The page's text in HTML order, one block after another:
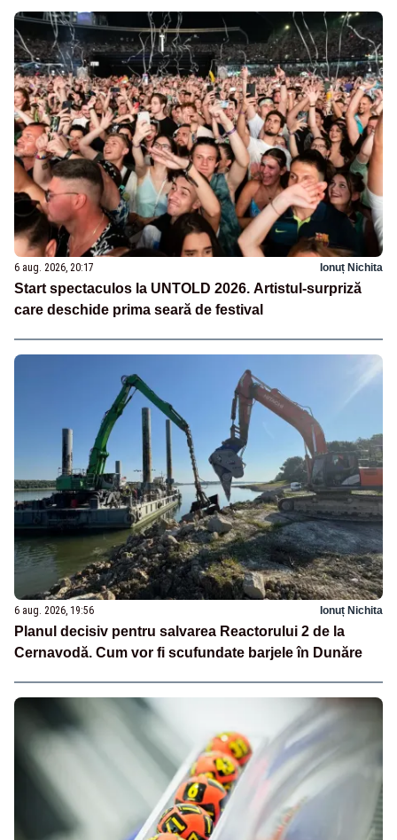
6 aug. 2026, 20:17 Ionuț Nichita
Start spectaculos la UNTOLD 2026. Artistul-surpriză
care deschide prima seară de festival
6 aug. 2026, 19:56 Ionuț Nichita
Planul decisiv pentru salvarea Reactorului 2 de la
Cernavodă. Cum vor fi scufundate barjele în Dunăre